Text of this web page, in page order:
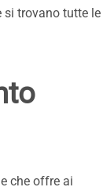
si trovano tutte le
che offre ai